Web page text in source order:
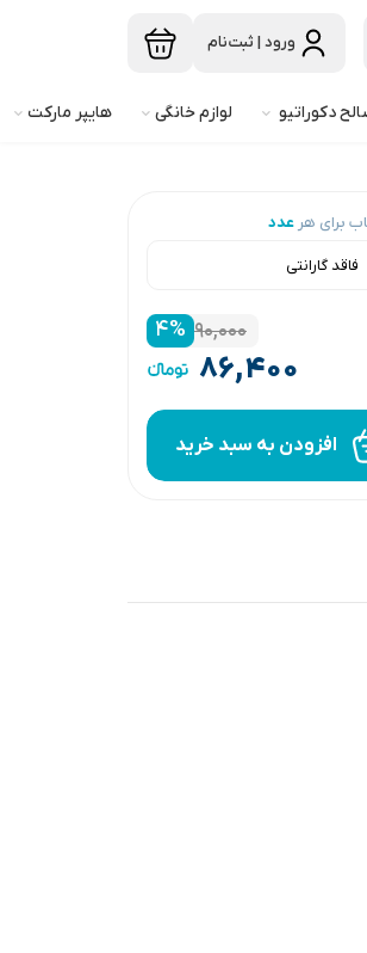
ورود | ثبت‌نام
دکوراتیو لوازم خانگی هایپر مارکت
برای هر عدد
فاقد گارانتی
۴% ۹۰,۰۰۰
۸۶,۴۰۰
افزودن به سبد خرید